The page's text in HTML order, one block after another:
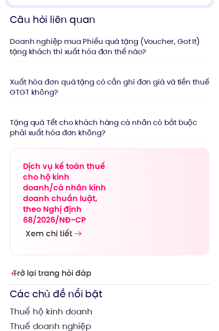
Trở lại trang hỏi đáp
Các chủ đề nổi bật
Thuế hộ kinh doanh
Thuế doanh nghiệp
Câu hỏi liên quan
Doanh nghiệp mua Phiếu quà tặng (Voucher, Got It)
tặng khách thì xuất hóa đơn thế nào?
Xuất hóa đơn quà tặng có cần ghi đơn giá và tiền thuế
GTGT không?
Tặng quà Tết cho khách hàng cá nhân có bắt buộc
phải xuất hóa đơn không?
Dịch vụ kế toán thuế
cho hộ kinh
doanh/cá nhân kinh
doanh chuẩn luật,
theo Nghị định
68/2026/NĐ-CP
Xem chi tiết